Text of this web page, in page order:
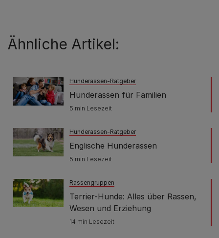
Ähnliche Artikel:
Hunderassen-Ratgeber
Hunderassen für Familien
5 min Lesezeit
Hunderassen-Ratgeber
Englische Hunderassen
5 min Lesezeit
Rassengruppen
Terrier-Hunde: Alles über Rassen,
Wesen und Erziehung
14 min Lesezeit